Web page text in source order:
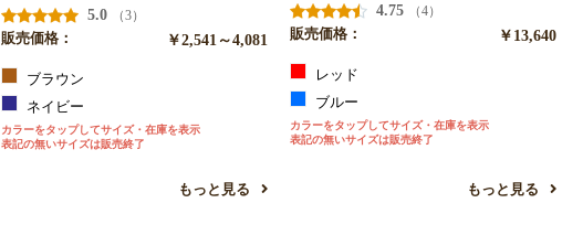
5.0
（3）
販売価格：
￥2,541～4,081
ブラウン
ネイビー
カラーをタップしてサイズ・在庫を表示
表記の無いサイズは販売終了
もっと見る
4.75
（4）
販売価格：
￥13,640
レッド
ブルー
カラーをタップしてサイズ・在庫を表示
表記の無いサイズは販売終了
もっと見る